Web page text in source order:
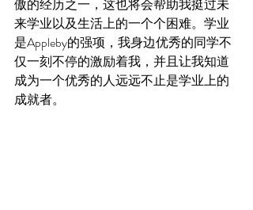
傲的经历之一，这也将会帮助我挺过未
来学业以及生活上的一个个困难。学业
是Appleby的强项，我身边优秀的同学不
仅一刻不停的激励着我，并且让我知道
成为一个优秀的人远远不止是学业上的
成就者。